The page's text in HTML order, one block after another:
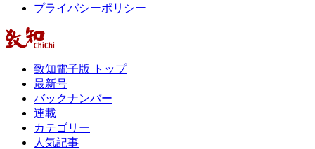
プライバシーポリシー
致知電子版 トップ
最新号
バックナンバー
連載
カテゴリー
人気記事